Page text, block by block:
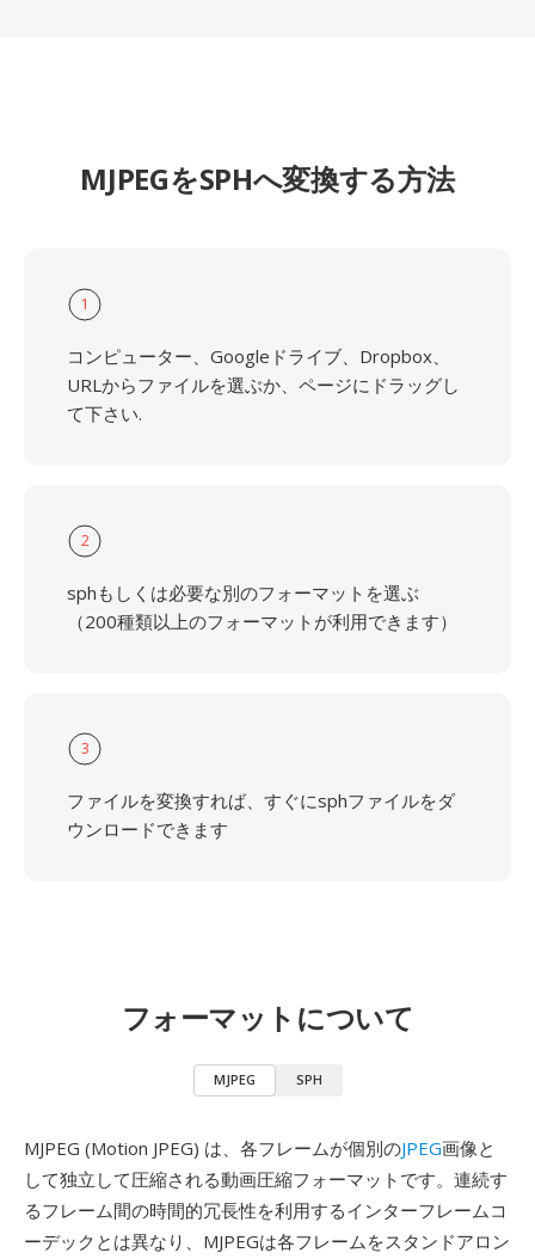
MJPEGをSPHへ変換する方法
1
コンピューター、Googleドライブ、Dropbox、
URLからファイルを選ぶか、ページにドラッグし
て下さい.
2
sphもしくは必要な別のフォーマットを選ぶ
（200種類以上のフォーマットが利用できます）
3
ファイルを変換すれば、すぐにsphファイルをダ
ウンロードできます
フォーマットについて
MJPEG SPH
MJPEG (Motion JPEG) は、各フレームが個別のJPEG画像と
して独立して圧縮される動画圧縮フォーマットです。連続す
るフレーム間の時間的冗長性を利用するインターフレームコ
ーデックとは異なり、MJPEGは各フレームをスタンドアロン